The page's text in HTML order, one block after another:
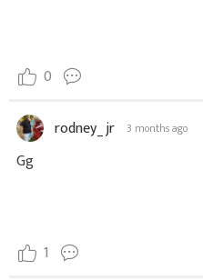
0
rodney_jr 3 months ago
Gg
1